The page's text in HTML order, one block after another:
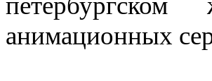
анимационных